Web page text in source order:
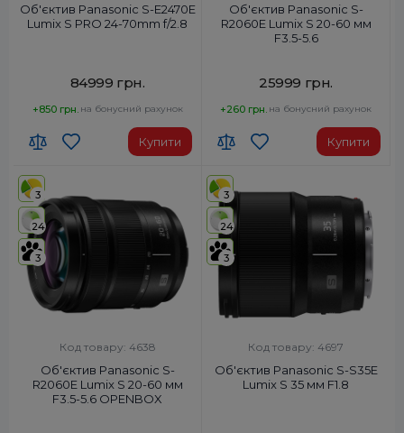
Об'єктив Panasonic S-E2470E
Lumix S PRO 24-70mm f/2.8
84999 грн.
+850 грн. на бонусний рахунок
Купити
Об'єктив Panasonic S-
R2060E Lumix S 20-60 мм
F3.5-5.6
25999 грн.
+260 грн. на бонусний рахунок
Купити
3
24
3
Код товару: 4638
Об'єктив Panasonic S-
R2060E Lumix S 20-60 мм
F3.5-5.6 OPENBOX
3
24
3
Код товару: 4697
Об'єктив Panasonic S-S35E
Lumix S 35 мм F1.8